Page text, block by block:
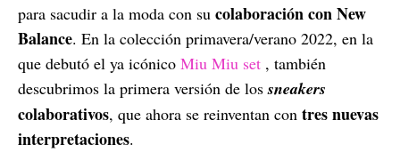
para sacudir a la moda con su colaboración con New
Balance. En la colección primavera/verano 2022, en la
que debutó el ya icónico Miu Miu set , también
descubrimos la primera versión de lossneakers
colaborativos, que ahora se reinventan con tres nuevas
interpretaciones.